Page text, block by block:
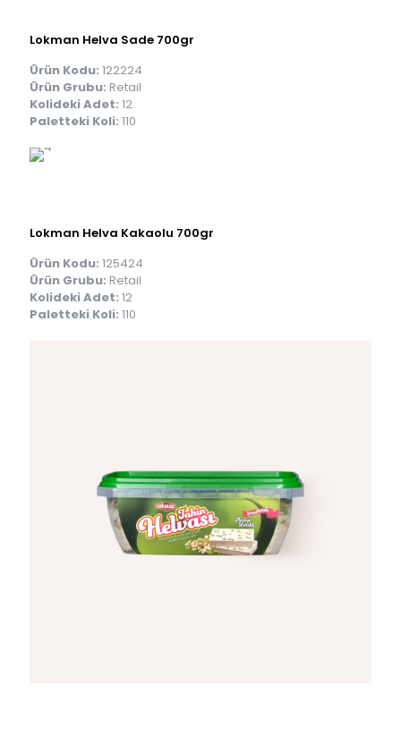
Lokman Helva Sade 700gr
Ürün Kodu: 122224
Ürün Grubu: Retail
Kolideki Adet: 12
Paletteki Koli: 110
Lokman Helva Kakaolu 700gr
Ürün Kodu: 125424
Ürün Grubu: Retail
Kolideki Adet: 12
Paletteki Koli: 110